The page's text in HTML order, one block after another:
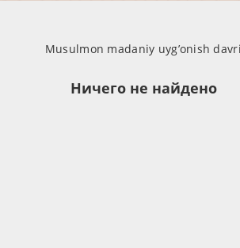
Musulmon madaniy uyg’onish
Ничего не найдено